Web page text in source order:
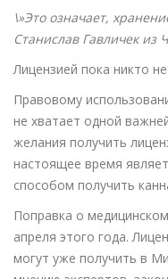
\»Это означает,
Станислав Гавличек
Лицензией пока никто
Правовому
не хватает одной
желания получить
настоящее время
способом получить
Поправка о
апреля этого года.
могут уже получить в